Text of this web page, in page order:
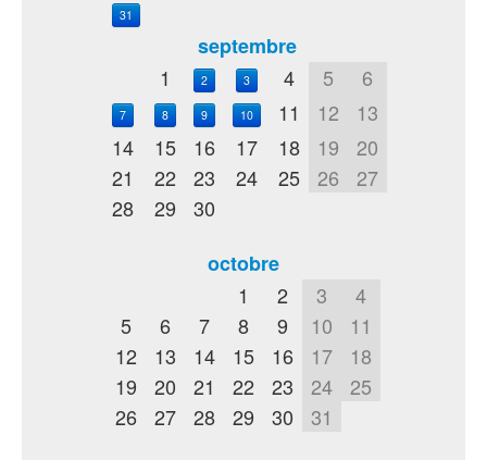
31
septembre
1
2 3 4 5 6
7 8 9 10 11 12
13
14
15 16 17 18 19
20
21
22 23 24 25 26
27
28
29
30
octobre
1
2 3
4
5
6 7 8 9 10
11
12
13 14 15 16 17
18
19
20 21 22 23 24
25
26
27 28 29 30 31